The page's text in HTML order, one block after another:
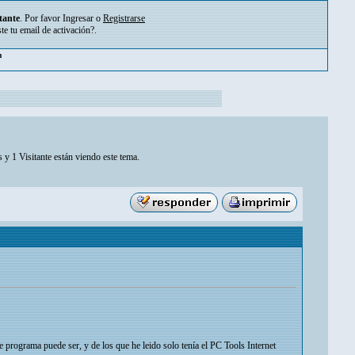
. Por favor Ingresar o Registrarse
tu email de activación?.
y 1 Visitante están viendo este tema.
programa puede ser, y de los que he leido solo tenía el PC Tools Internet